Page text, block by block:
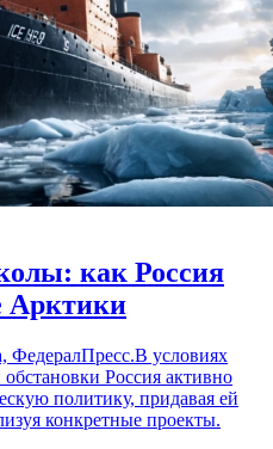
как Россия
Арктики
условиях
Россия активно
политику, придавая ей
конкретные проекты.